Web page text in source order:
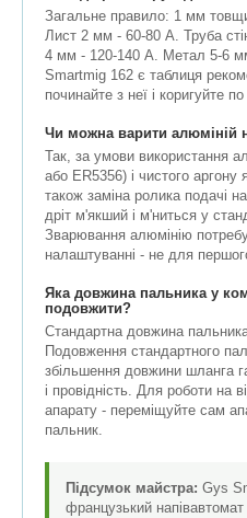
Загальне правило: 1 мм
Лист 2 мм - 60-80 А. Труба
4 мм - 120-140 А. Метал 5-6
Smartmig 162 є таблиця
починайте з неї і коригуйте
Чи можна варити алюміній
Так, за умови використання
або ER5356) і чистого аргону
також заміна ролика подачі
дріт м'якший і м'ниться у
Зварювання алюмінію
налаштуванні - не для
Яка довжина пальника у
подовжити?
Стандартна довжина
Подовження стандартного
збільшення довжини шланга
і провідність. Для роботи на
апарату - переміщуйте сам
пальник.
Підсумок майстра: Gys
французький